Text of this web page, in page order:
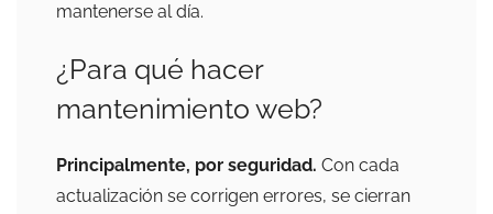
mantenerse al día.
¿Para qué hacer
mantenimiento web?
Principalmente, por seguridad. Con cada
actualización se corrigen errores, se cierran